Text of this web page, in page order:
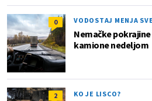
0 VODOSTAJ MENJA SVE
Nemačke
kamione nedeljom
2 KO JE LISCO?